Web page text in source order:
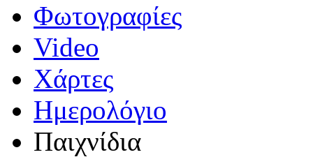
Φωτογραφίες
Video
Χάρτες
Ημερολόγιο
Παιχνίδια